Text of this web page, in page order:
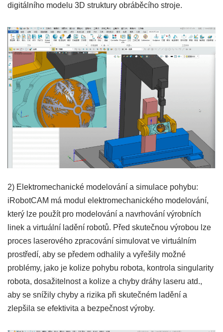
digitálního modelu 3D struktury obráběcího stroje.
2) Elektromechanické modelování a simulace pohybu:
iRobotCAM má modul elektromechanického modelování,
který lze použít pro modelování a navrhování výrobních
linek a virtuální ladění robotů. Před skutečnou výrobou lze
proces laserového zpracování simulovat ve virtuálním
prostředí, aby se předem odhalily a vyřešily možné
problémy, jako je kolize pohybu robota, kontrola singularity
robota, dosažitelnost a kolize a chyby dráhy laseru atd.,
aby se snížily chyby a rizika při skutečném ladění a
zlepšila se efektivita a bezpečnost výroby.